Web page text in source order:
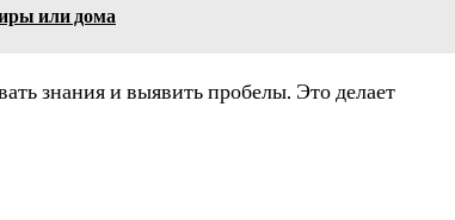
или дома
знания и выявить пробелы. Это делает